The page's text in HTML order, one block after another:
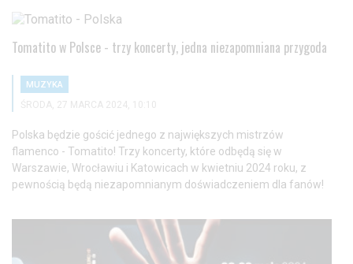
Tomatito w Polsce - trzy koncerty, jedna niezapomniana przygoda
MUZYKA
ŚRODA, 27 MARCA 2024, 10:10
Polska będzie gościć jednego z największych mistrzów
flamenco - Tomatito! Trzy koncerty, które odbędą się w
Warszawie, Wrocławiu i Katowicach w kwietniu 2024 roku, z
pewnością będą niezapomnianym doświadczeniem dla fanów!